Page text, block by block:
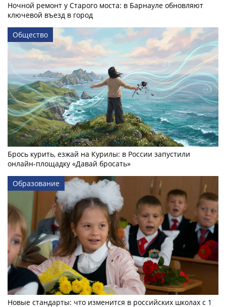
Ночной ремонт у Старого моста: в Барнауле обновляют
ключевой въезд в город
Общество
Брось курить, езжай на Курилы: в России запустили
онлайн-­площадку «Давай бросать»
Образование
Новые стандарты: что изменится в российских школах с 1